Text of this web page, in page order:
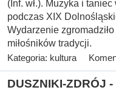
(Inf. wł.). Muzyka i
podczas XIX
Wydarzenie
miłośników tradycji.
Kategoria: kultura
DUSZNIKI-ZDRÓJ